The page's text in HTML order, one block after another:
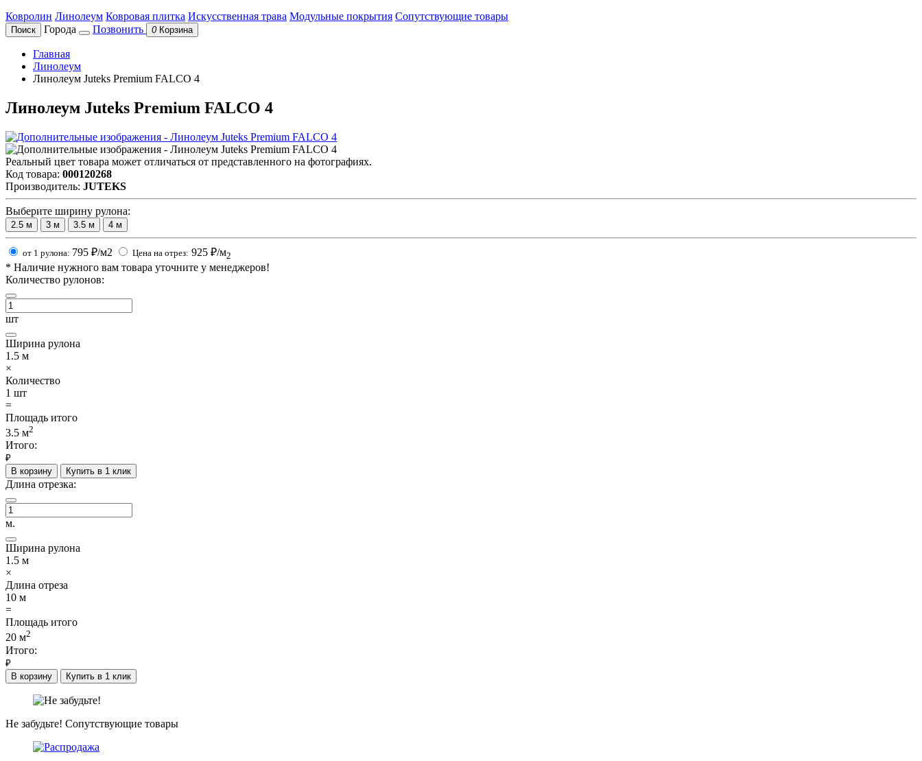
Ковролин Линолеум Ковровая плитка Искусственная трава Модульные покрытия Сопутствующие товары
Поиск Города Позвонить 0 Корзина
Главная
Линолеум
Линолеум Juteks Premium FALCO 4
Линолеум Juteks Premium FALCO 4
Реальный цвет товара может отличаться от представленного на фотографиях.
Код товара: 000120268
Производитель: JUTEKS
Выберите ширину рулона:
2.5 м 3 м 3.5 м 4 м
от 1 рулона: 795 ₽/м2 Цена на отрез: 925 ₽/м2
* Наличие нужного вам товара уточните у менеджеров!
Количество рулонов:
шт
Ширина рулона
1.5 м
×
Количество
1 шт
=
Площадь итого
3.5 м2
Итого:
₽
В корзину
Купить в 1 клик
Длина отрезка:
м.
Ширина рулона
1.5 м
×
Длина отреза
10 м
=
Площадь итого
20 м2
Итого:
₽
В корзину
Купить в 1 клик
Не забудьте! Сопутствующие товары